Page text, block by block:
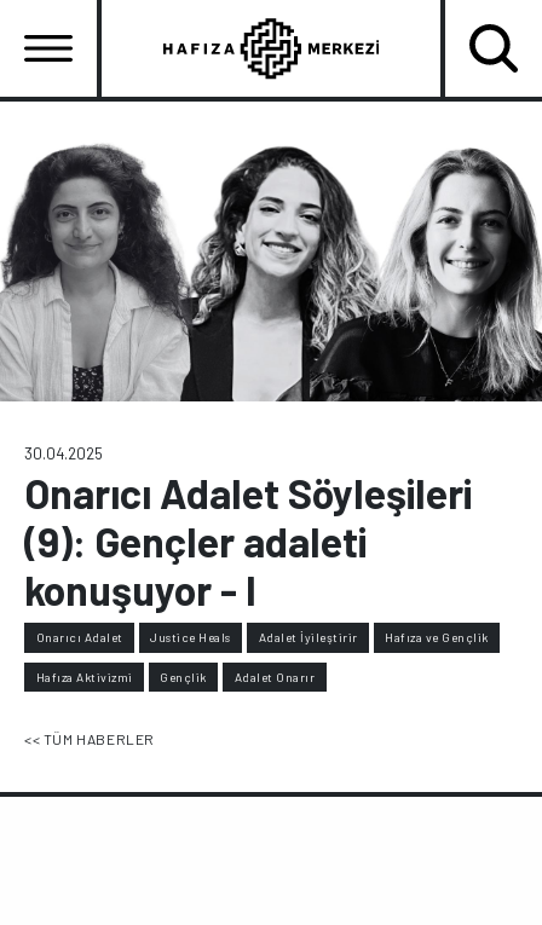
atla
gezinti
menüsü
30.04.2025
Onarıcı Adalet Söyleşileri
(9): Gençler adaleti
konuşuyor - I
Onarıcı Adalet Justice Heals Adalet İyileştirir Hafıza ve Gençlik
Hafıza Aktivizmi Gençlik Adalet Onarır
<< TÜM HABERLER